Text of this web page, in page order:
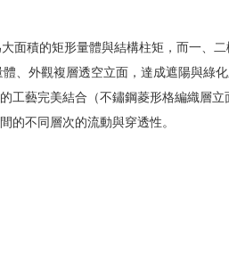
積的矩形量體與結構柱矩，而一、二
、外觀複層透空立面，達成遮陽與綠
工藝完美結合（不鏽鋼菱形格編織層
的不同層次的流動與穿透性。